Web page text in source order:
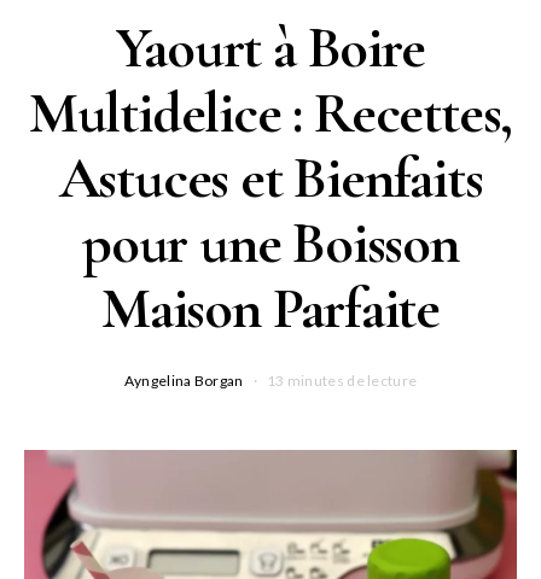
Yaourt à Boire
Multidelice : Recettes,
Astuces et Bienfaits
pour une Boisson
Maison Parfaite
Ayngelina Borgan 13 minutes de lecture